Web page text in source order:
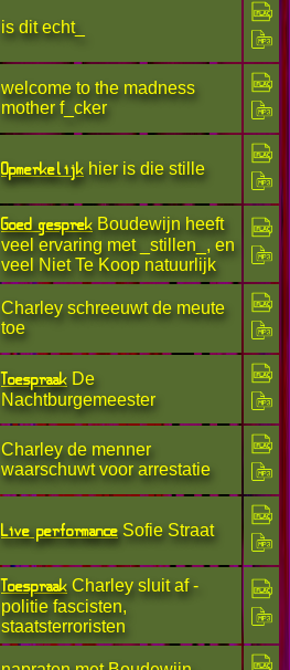
is dit echt_
welcome to the madness
mother f_cker
Opmerkelijk hier is die stille
Goed gesprek Boudewijn heeft
veel ervaring met _stillen_, en
veel Niet Te Koop natuurlijk
Charley schreeuwt de meute
toe
Toespraak De
Nachtburgemeester
Charley de menner
waarschuwt voor arrestatie
Live performanceSofie Straat
Toespraak Charley sluit af -
politie fascisten,
staatsterroristen